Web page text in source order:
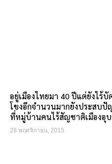
อยู่เมืองไทยมา 40 ปีแต่ยังไ
โขงอีกจำนวนมากยังประสบ
ที่หมู่บ้านคนไร้สัญชาติเมืองอุ
28 พฤศจิกายน, 2015